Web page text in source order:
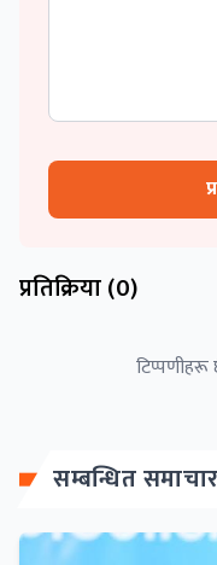
प्रतिक्रिया (0)
टिप्पणीहरू
सम्बन्धित समाचार